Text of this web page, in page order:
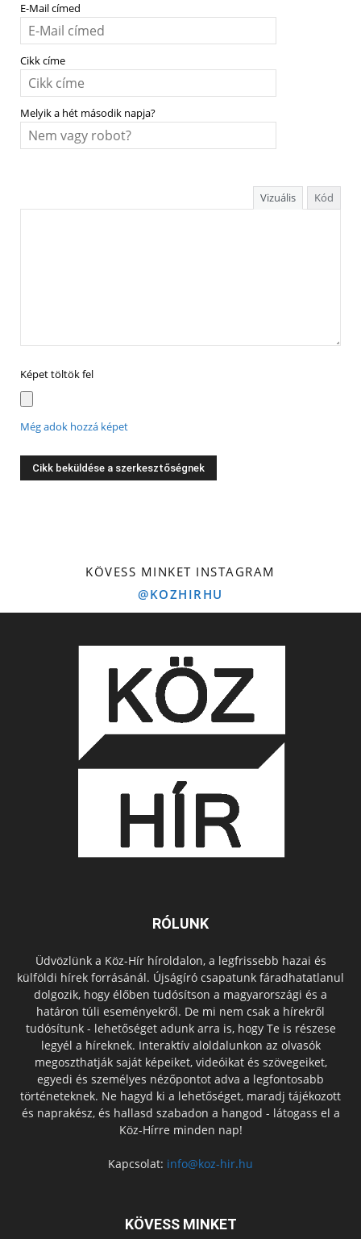
E-Mail címed
Cikk címe
Melyik a hét második napja?
Vizuális Kód
Képet töltök fel
Még adok hozzá képet
KÖVESS MINKET INSTAGRAM
@KOZHIRHU
RÓLUNK
Üdvözlünk a Köz-Hír híroldalon, a legfrissebb hazai és
külföldi hírek forrásánál. Újságíró csapatunk fáradhatatlanul
dolgozik, hogy élőben tudósítson a magyarországi és a
határon túli eseményekről. De mi nem csak a hírekről
tudósítunk - lehetőséget adunk arra is, hogy Te is részese
legyél a híreknek. Interaktív aloldalunkon az olvasók
megoszthatják saját képeiket, videóikat és szövegeiket,
egyedi és személyes nézőpontot adva a legfontosabb
történeteknek. Ne hagyd ki a lehetőséget, maradj tájékozott
és naprakész, és hallasd szabadon a hangod - látogass el a
Köz-Hírre minden nap!
Kapcsolat: info@koz-hir.hu
KÖVESS MINKET